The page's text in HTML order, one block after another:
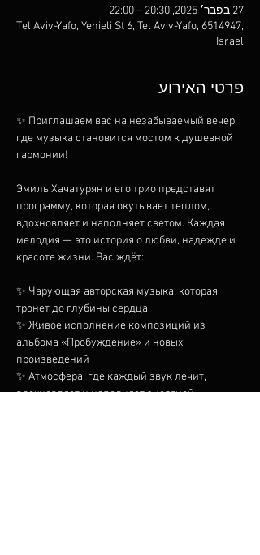
27 בפבר׳ 2025, 20:30 – 22:00
Tel Aviv-Yafo, Yehieli St 6, Tel Aviv-Yafo, 6514947,
Israel
פרטי האירוע
✨ Приглашаем вас на незабываемый вечер,
где музыка становится мостом к душевной
гармонии!
Эмиль Хачатурян и его трио представят
программу, которая окутывает теплом,
вдохновляет и наполняет светом. Каждая
мелодия — это история о любви, надежде и
красоте жизни. Вас ждёт:
✨ Чарующая авторская музыка, которая
тронет до глубины сердца
✨ Живое исполнение композиций из
альбома «Пробуждение» и новых
произведений
✨ Атмосфера, где каждый звук лечит,
вдохновляет и наполняет энергией